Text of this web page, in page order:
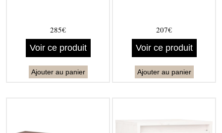
285€
Voir ce produit
Ajouter au panier
207€
Voir ce produit
Ajouter au panier